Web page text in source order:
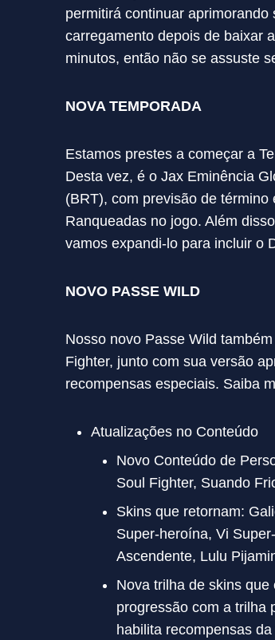
permitirá continuar
carregamento depois de baixar
minutos, então não se assuste
NOVA TEMPORADA
Estamos prestes a começar a
Desta vez, é o Jax Eminência
(BRT), com previsão de
Ranqueadas no jogo. Além
vamos expandi-lo para incluir o
NOVO PASSE WILD
Nosso novo Passe Wild
Fighter, junto com sua versão
recompensas especiais. Saiba
Atualizações no Conteúdo
Novo Conteúdo de
Soul Fighter, Suando
Skins que retornam:
Super-heroína, Vi
Ascendente, Lulu
Nova trilha de skins
progressão com a trilha
habilita recompensas